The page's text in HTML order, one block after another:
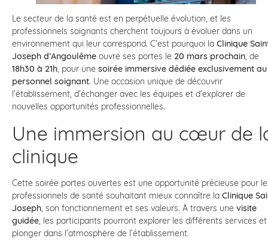
Le secteur de la santé est en perpétuelle évolution, et les
professionnels soignants cherchent toujours à évoluer dans un
environnement qui leur correspond. C’est pourquoi la Clinique
Joseph d’Angoulême ouvre ses portes le 20 mars prochain, de
18h30 à 21h, pour une soirée immersive dédiée exclusivement au
personnel soignant. Une occasion unique de découvrir
l’établissement, d’échanger avec les équipes et d’explorer de
nouvelles opportunités professionnelles.
Une immersion au cœur de
clinique
Cette soirée portes ouvertes est une opportunité précieuse pour
professionnels de santé souhaitant mieux connaître la Clinique
Joseph, son fonctionnement et ses valeurs. À travers une visite
guidée, les participants pourront explorer les différents services
plonger dans l’atmosphère de l’établissement.